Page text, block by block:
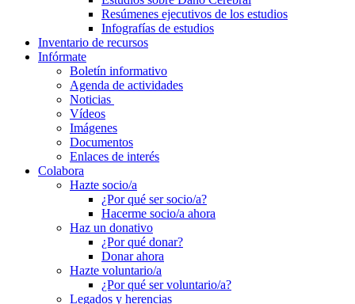
Resúmenes ejecutivos de los estudios
Infografías de estudios
Inventario de recursos
Infórmate
Boletín informativo
Agenda de actividades
Noticias
Vídeos
Imágenes
Documentos
Enlaces de interés
Colabora
Hazte socio/a
¿Por qué ser socio/a?
Hacerme socio/a ahora
Haz un donativo
¿Por qué donar?
Donar ahora
Hazte voluntario/a
¿Por qué ser voluntario/a?
Legados y herencias